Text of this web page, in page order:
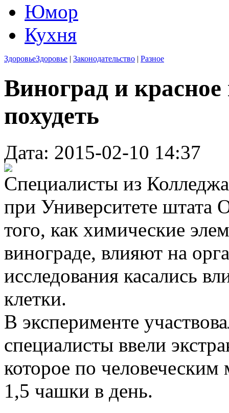
Юмор
Кухня
ЗдоровьеЗдоровье | Законодательство | Разное
Виноград и
похудеть
Дата: 2015-02-10 14:37
Специалисты из
при Университете штата
того, как химические
винограде, влияют на
исследования касались
клетки.
В эксперименте
специалисты ввели
которое по человеческим
1,5 чашки в день.